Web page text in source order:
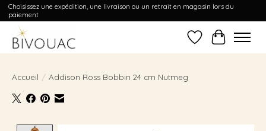
Choisissez une expédition, une livraison ou un retrait en magasin lors du
paiement
Liste dePanier
Accueil / Addison Ross Bobbin 24 cm Nutmeg